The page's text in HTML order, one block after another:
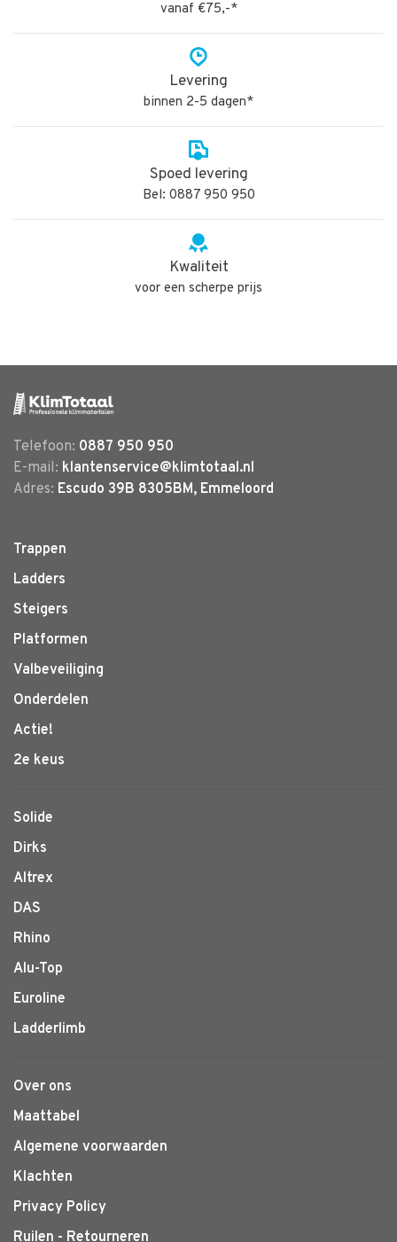
vanaf €75,-*
Levering
binnen 2-5 dagen*
Spoed levering
Bel: 0887 950 950
Kwaliteit
voor een scherpe prijs
Telefoon: 0887 950 950
E-mail: klantenservice@klimtotaal.nl
Adres: Escudo 39B 8305BM, Emmeloord
Trappen
Ladders
Steigers
Platformen
Valbeveiliging
Onderdelen
Actie!
2e keus
Solide
Dirks
Altrex
DAS
Rhino
Alu-Top
Euroline
Ladderlimb
Over ons
Maattabel
Algemene voorwaarden
Klachten
Privacy Policy
Ruilen - Retourneren